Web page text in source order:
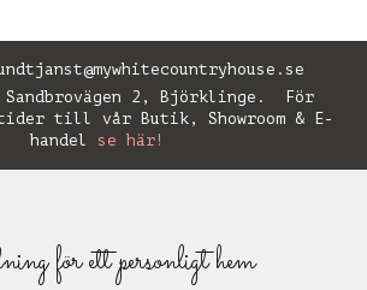
2, Björklinge. För
till vår Butik, Showroom & E-
handel se här!
för ett personligt hem